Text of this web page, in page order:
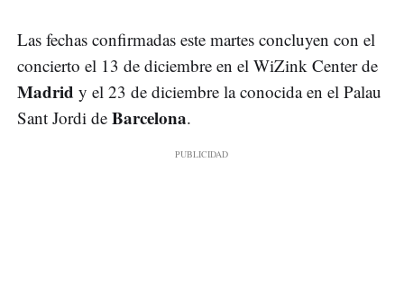
Las fechas confirmadas este martes concluyen con el
concierto el 13 de diciembre en el WiZink Center de
Madrid y el 23 de diciembre la conocida en el Palau
Sant Jordi de Barcelona.